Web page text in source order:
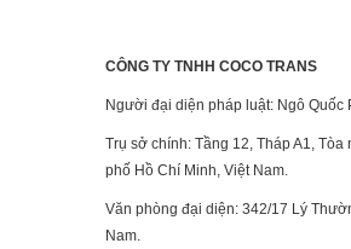
CÔNG TY TNHH COCO TRANS
Người đại diện pháp luật: Ngô Quốc
Trụ sở chính: Tầng 12, Tháp A1,
phố Hồ Chí Minh, Việt Nam.
Văn phòng đại diện: 342/17 Lý
Nam.